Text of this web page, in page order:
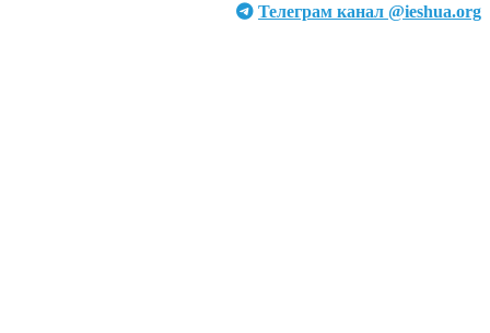
Телеграм канал @ieshua.org